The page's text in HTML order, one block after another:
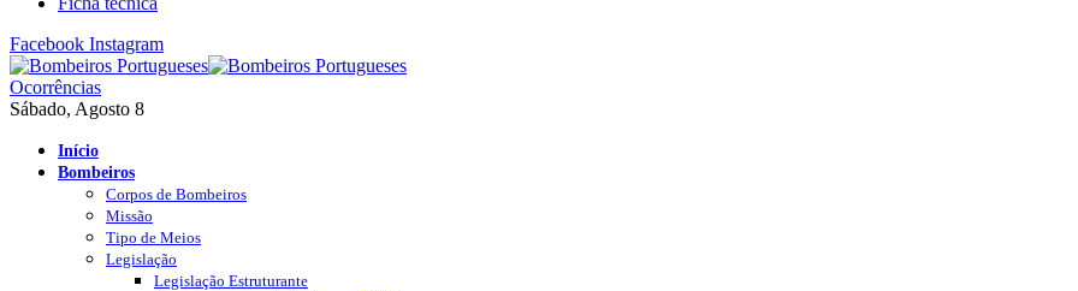
Facebook Instagram
Ocorrências
Sábado, Agosto 8
Início
Bombeiros
Corpos de Bombeiros
Missão
Tipo de Meios
Legislação
Legislação Estruturante